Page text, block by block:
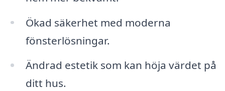
Ökad säkerhet med moderna
fönsterlösningar.
Ändrad estetik som kan höja värdet på
ditt hus.